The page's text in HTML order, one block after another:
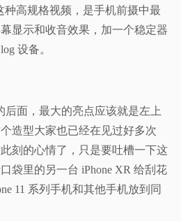
种高规格视频，是手机前摄中最
显示和收音效果，加一个稳定器
设备。
后面，最大的亮点应该就是左上
造型大家也已经在见过好多次
刻的心情了，只是要吐槽一下这
袋里的另一台 iPhone XR 给刮花
11 系列手机和其他手机放到同